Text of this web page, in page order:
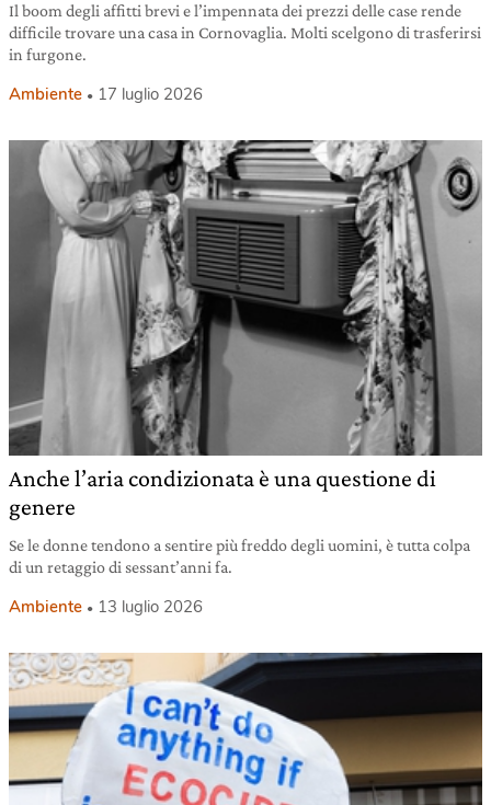
Il boom degli affitti brevi e l’impennata dei prezzi delle case rende
difficile trovare una casa in Cornovaglia. Molti scelgono di trasferirsi
in furgone.
Ambiente 17 luglio 2026
Anche l’aria condizionata è una questione di
genere
Se le donne tendono a sentire più freddo degli uomini, è tutta colpa
di un retaggio di sessant’anni fa.
Ambiente 13 luglio 2026